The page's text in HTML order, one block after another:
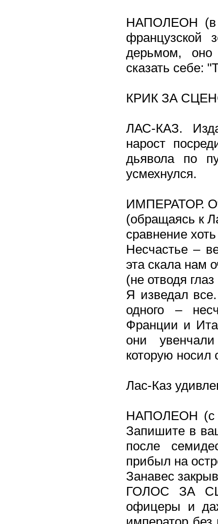
НАПОЛЕОН (в
французской
дерьмом,
сказать себе:
КРИК ЗА
ЛАС-КАЗ.
нарост
дьявола по
усмехнулся.
ИМПЕРАТОР.
(обращаясь к
сравнение
Несчастье –
эта скала нам
(не отводя
Я изведал
одного –
Франции и
они
которую
Лас-Каз
НАПОЛЕОН (с
Запишите в
после
прибыл на
Занавес
ГОЛОС ЗА
офицеры и